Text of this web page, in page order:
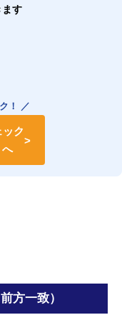
ます
！ ／
ク
へ
方一致）